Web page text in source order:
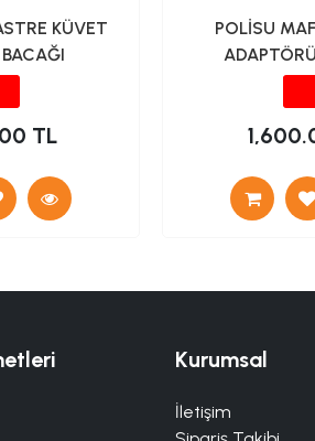
KÜVET
TL
POLİSU
Kurumsal
İletişim